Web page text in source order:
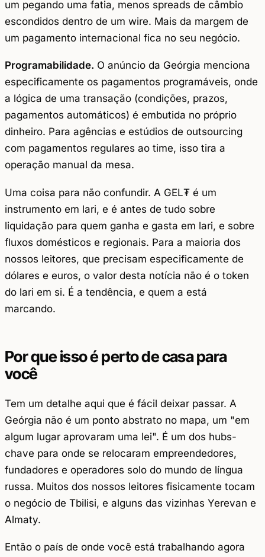
um pegando uma fatia, menos spreads de câmbio
escondidos dentro de um wire. Mais da margem de
um pagamento internacional fica no seu negócio.
Programabilidade. O anúncio da Geórgia menciona
especificamente os pagamentos programáveis, onde
a lógica de uma transação (condições, prazos,
pagamentos automáticos) é embutida no próprio
dinheiro. Para agências e estúdios de outsourcing
com pagamentos regulares ao time, isso tira a
operação manual da mesa.
Uma coisa para não confundir. A GEL₮ é um
instrumento em lari, e é antes de tudo sobre
liquidação para quem ganha e gasta em lari, e sobre
fluxos domésticos e regionais. Para a maioria dos
nossos leitores, que precisam especificamente de
dólares e euros, o valor desta notícia não é o token
do lari em si. É a tendência, e quem a está
marcando.
Por que isso é perto de casa para
você
Tem um detalhe aqui que é fácil deixar passar. A
Geórgia não é um ponto abstrato no mapa, um "em
algum lugar aprovaram uma lei". É um dos hubs-
chave para onde se relocaram empreendedores,
fundadores e operadores solo do mundo de língua
russa. Muitos dos nossos leitores fisicamente tocam
o negócio de Tbilisi, e alguns das vizinhas Yerevan e
Almaty.
Então o país de onde você está trabalhando agora